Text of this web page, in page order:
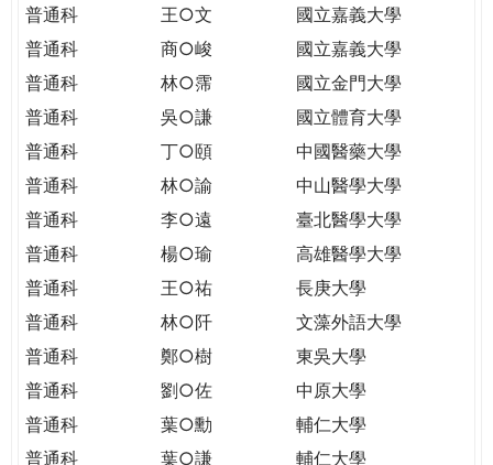
民。
WAGOR
TODAY
THE
WORLD
TOMORROW
PUTTING
YOU
THE
PATH
普通科
王○文
國立嘉義大學
普通科
商○峻
國立嘉義大學
普通科
林○霈
國立金門大學
普通科
吳○謙
國立體育大學
普通科
丁○頤
中國醫藥大學
普通科
林○諭
中山醫學大學
普通科
李○遠
臺北醫學大學
普通科
楊○瑜
高雄醫學大學
普通科
王○祐
長庚大學
普通科
林○阡
文藻外語大學
普通科
鄭○樹
東吳大學
普通科
劉○佐
中原大學
普通科
葉○勳
輔仁大學
普通科
葉○謙
輔仁大學